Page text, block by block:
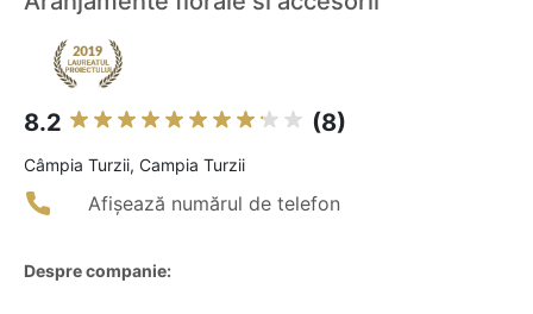
8.2 (8)
Câmpia Turzii, Campia Turzii
Afișează numărul de telefon
Despre companie: